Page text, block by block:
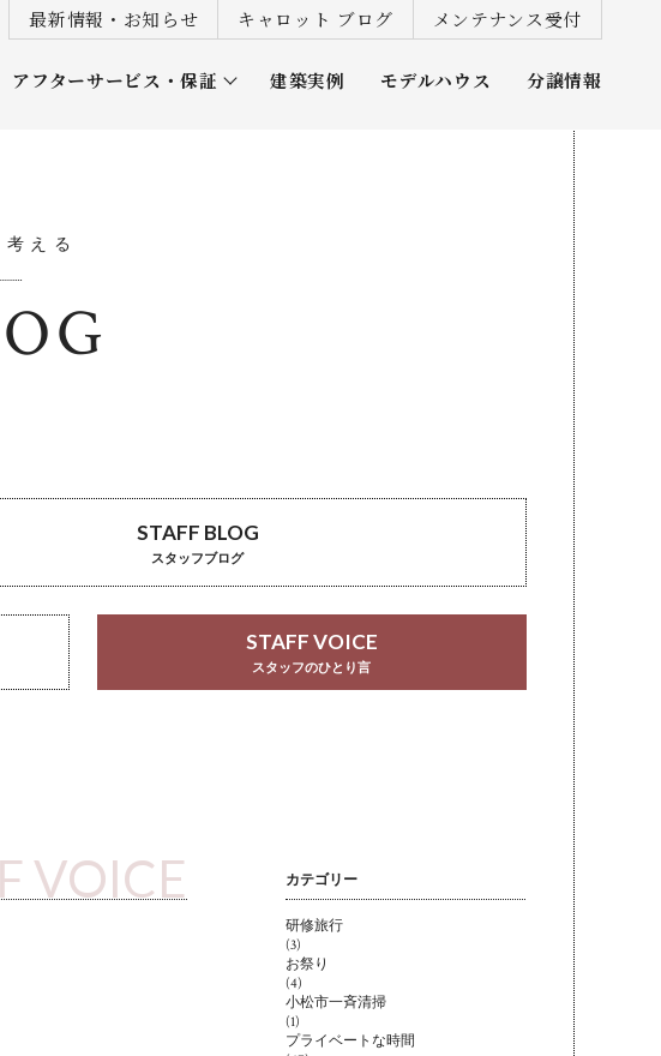
最新情報・お知らせ キャロット ブログ メンテナンス受付
アフターサービス・保証 建築実例 モデルハウス 分譲情報
える
STAFF BLOG
スタッフブログ
STAFF VOICE
スタッフのひとり言
VOICE カテゴリー
研修旅行
(3)
お祭り
(4)
小松市一斉清掃
(1)
プライベートな時間